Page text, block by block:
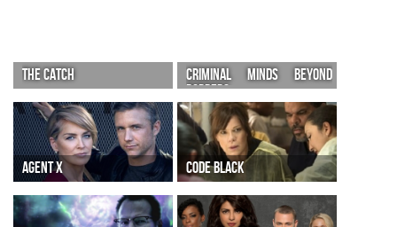
THE CATCH
CRIMINAL MINDS BEYOND
BORDERS
AGENT X CODE BLACK